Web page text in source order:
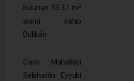
bulunan 33.37 m²
alana sahip
Dükkân
Cami Mahallesi
Selahattin Eyyubi